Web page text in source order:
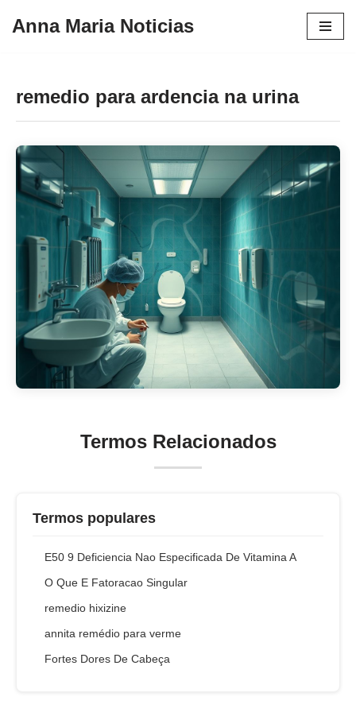
conteúdo
Anna Maria Noticias
remedio para ardencia na urina
Termos Relacionados
Termos populares
E50 9 Deficiencia Nao Especificada De Vitamina A
O Que E Fatoracao Singular
remedio hixizine
annita remédio para verme
Fortes Dores De Cabeça